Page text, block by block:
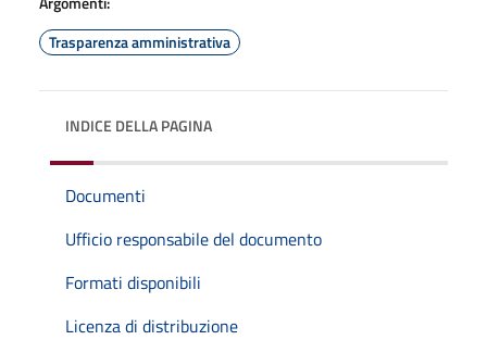
Trasparenza amministrativa
INDICE DELLA PAGINA
Documenti
Ufficio responsabile del documento
Formati disponibili
Licenza di distribuzione